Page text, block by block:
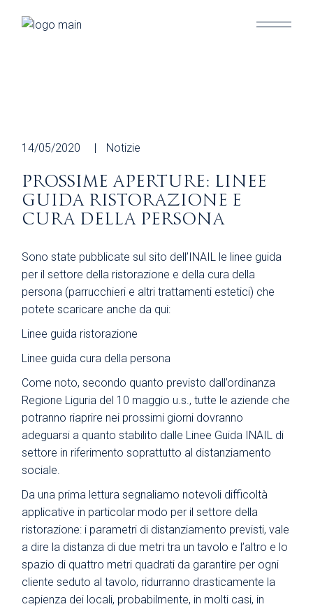
14/05/2020 Notizie
PROSSIME APERTURE: LINEE
GUIDA RISTORAZIONE E
CURA DELLA PERSONA
Sono state pubblicate sul sito dell’INAIL le linee guida
per il settore della ristorazione e della cura della
persona (parrucchieri e altri trattamenti estetici) che
potete scaricare anche da qui:
Linee guida ristorazione
Linee guida cura della persona
Come noto, secondo quanto previsto dall’ordinanza
Regione Liguria del 10 maggio u.s., tutte le aziende che
potranno riaprire nei prossimi giorni dovranno
adeguarsi a quanto stabilito dalle Linee Guida INAIL di
settore in riferimento soprattutto al distanziamento
sociale.
Da una prima lettura segnaliamo notevoli difficoltà
applicative in particolar modo per il settore della
ristorazione: i parametri di distanziamento previsti, vale
a dire la distanza di due metri tra un tavolo e l’altro e lo
spazio di quattro metri quadrati da garantire per ogni
cliente seduto al tavolo, ridurranno drasticamente la
capienza dei locali, probabilmente, in molti casi, in